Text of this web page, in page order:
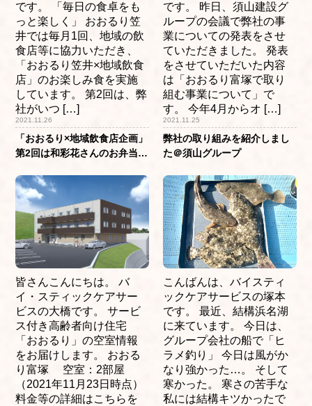
「おおるり×地域飲食店企画」
第2回は和彩花さんのお弁当＠
2021.11.26
です。 「毎日の食卓をも
っと楽しく」 おおるり笠
井では毎月1回、地域の飲
食店等に協力いただき、
「おおるり笠井×地域飲食
店」のお楽しみ食を実施
しています。 第2回は、弊
社がいつ […]
弊社の取り組みを紹介しまし
た＠須山グループ
2021.11.25
です。 昨日、須山建設グ
ループの会議で弊社の事
業についての発表をさせ
ていただきました。 発表
をさせていただいた内容
は「おおるり富塚で取り
組む事業について」で
す。 今年4月からオ […]
皆さんこんにちは。 バ
イ・スティックケアサー
ビスの大橋です。 サービ
ス付き高齢者向け住宅
「おおるり」の空室情報
をお届けします。 おおる
り富塚 空室：2部屋
（2021年11月23日時点）
料金等の詳細はこちらを
こんばんは、バイスティ
ックケアサービスの塚本
です。 最近、結構浜名湖
に来ています。 今日は、
グループ会社の船で「ヒ
ラメ釣り」 今日は風がか
なり強かった…。 そして
寒かった。 寒さの苦手な
私には結構キツかったで